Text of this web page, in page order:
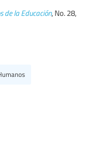
de la Educación, No. 28,